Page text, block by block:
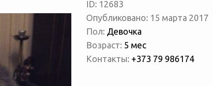
ID: 12683
Опубликовано: 15 марта 2017
Пол: Девочка
Возраст: 5 мес
Контакты: +373 79 986174